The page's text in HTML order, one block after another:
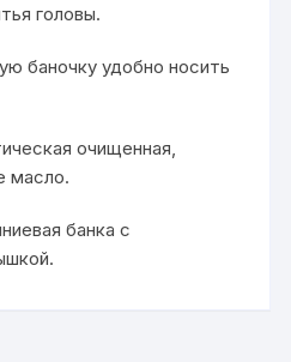
головы.
баночку удобно носить
очищенная,
масло.
банка с